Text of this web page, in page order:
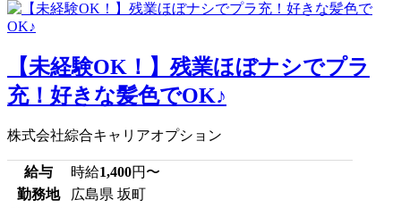
【未経験OK！】残業ほぼナシでプラ
充！好きな髪色でOK♪
株式会社綜合キャリアオプション
給与 時給1,400円〜
勤務地
広島県 坂町